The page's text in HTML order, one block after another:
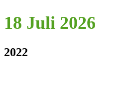
18 Juli 2026
2022